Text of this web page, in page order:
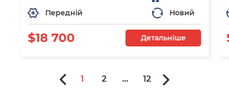
Передній
Новий
$18 700 Детальніше
1 2 ... 12